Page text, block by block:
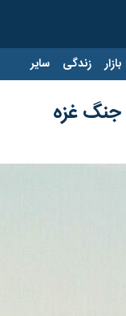
بازار زندگی سایر
جنگ غزه